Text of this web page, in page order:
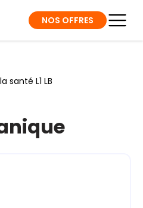
NOS OFFRES
santé L1 LB